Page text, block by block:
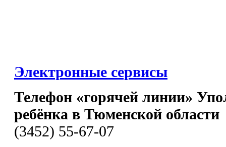
Электронные сервисы
Телефон «горячей линии»
ребёнка в Тюменской области
(3452) 55-67-07